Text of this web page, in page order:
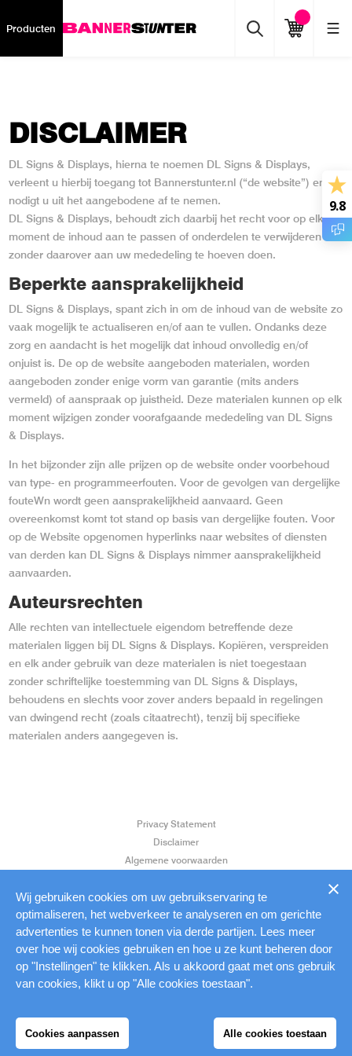
Producten
DISCLAIMER
DL Signs & Displays, hierna te noemen DL Signs & Displays,
verleent u hierbij toegang tot Bannerstunter.nl (“de website”) en
nodigt u uit het aangebodene af te nemen.
DL Signs & Displays, behoudt zich daarbij het recht voor op elk
moment de inhoud aan te passen of onderdelen te verwijderen
zonder daarover aan uw mededeling te hoeven doen.
Beperkte aansprakelijkheid
DL Signs & Displays, spant zich in om de inhoud van de website zo
vaak mogelijk te actualiseren en/of aan te vullen. Ondanks deze
zorg en aandacht is het mogelijk dat inhoud onvolledig en/of
onjuist is. De op de website aangeboden materialen, worden
aangeboden zonder enige vorm van garantie (mits anders
vermeld) of aanspraak op juistheid. Deze materialen kunnen op elk
moment wijzigen zonder voorafgaande mededeling van DL Signs
& Displays.
In het bijzonder zijn alle prijzen op de website onder voorbehoud
van type- en programmeerfouten. Voor de gevolgen van dergelijke
fouteWn wordt geen aansprakelijkheid aanvaard. Geen
overeenkomst komt tot stand op basis van dergelijke fouten. Voor
op de Website opgenomen hyperlinks naar websites of diensten
van derden kan DL Signs & Displays nimmer aansprakelijkheid
aanvaarden.
Auteursrechten
Alle rechten van intellectuele eigendom betreffende deze
materialen liggen bij DL Signs & Displays. Kopiëren, verspreiden
en elk ander gebruik van deze materialen is niet toegestaan
zonder schriftelijke toestemming van DL Signs & Displays,
behoudens en slechts voor zover anders bepaald in regelingen
van dwingend recht (zoals citaatrecht), tenzij bij specifieke
materialen anders aangegeven is.
Privacy Statement
Disclaimer
Algemene voorwaarden
Aanleverspecificaties
9.8
Wij gebruiken cookies om uw gebruikservaring te
optimaliseren, het webverkeer te analyseren en om gerichte
advertenties te kunnen tonen via derde partijen. Lees meer
over hoe wij cookies gebruiken en hoe u ze kunt beheren door
op "Instellingen" te klikken. Als u akkoord gaat met ons gebruik
van cookies, klikt u op "Alle cookies toestaan".
Cookies aanpassen Alle cookies toestaan